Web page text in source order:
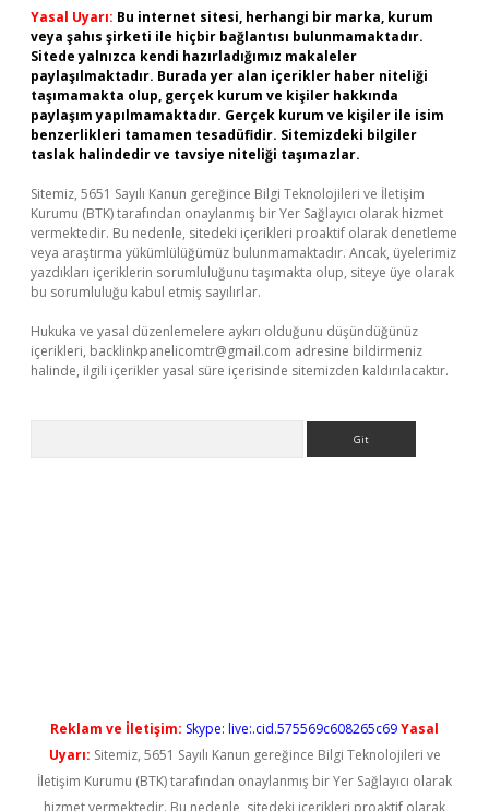
Yasal Uyarı: Bu internet sitesi, herhangi bir marka, kurum
veya şahıs şirketi ile hiçbir bağlantısı bulunmamaktadır.
Sitede yalnızca kendi hazırladığımız makaleler
paylaşılmaktadır. Burada yer alan içerikler haber niteliği
taşımamakta olup, gerçek kurum ve kişiler hakkında
paylaşım yapılmamaktadır. Gerçek kurum ve kişiler ile isim
benzerlikleri tamamen tesadüfidir. Sitemizdeki bilgiler
taslak halindedir ve tavsiye niteliği taşımazlar.
Sitemiz, 5651 Sayılı Kanun gereğince Bilgi Teknolojileri ve İletişim
Kurumu (BTK) tarafından onaylanmış bir Yer Sağlayıcı olarak hizmet
vermektedir. Bu nedenle, sitedeki içerikleri proaktif olarak denetleme
veya araştırma yükümlülüğümüz bulunmamaktadır. Ancak, üyelerimiz
yazdıkları içeriklerin sorumluluğunu taşımakta olup, siteye üye olarak
bu sorumluluğu kabul etmiş sayılırlar.
Hukuka ve yasal düzenlemelere aykırı olduğunu düşündüğünüz
içerikleri, backlinkpanelicomtr@gmail.com adresine bildirmeniz
halinde, ilgili içerikler yasal süre içerisinde sitemizden kaldırılacaktır.
Reklam ve İletişim: Skype: live:.cid.575569c608265c69Yasal
Uyarı: Sitemiz, 5651 Sayılı Kanun gereğince Bilgi Teknolojileri ve
İletişim Kurumu (BTK) tarafından onaylanmış bir Yer Sağlayıcı olarak
hizmet vermektedir. Bu nedenle, sitedeki içerikleri proaktif olarak